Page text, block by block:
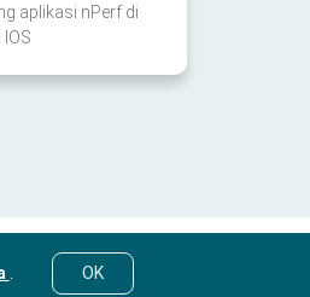
aplikasi nPerf di
OK